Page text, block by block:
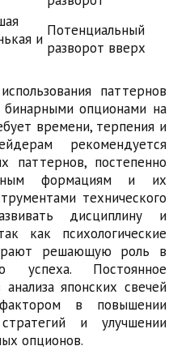
и Потенциальный
разворот вверх
паттернов
бинарными опционами на
времени, терпения и
рекомендуется
паттернов, постепенно
формациям и их
технического
дисциплину и
как психологические
решающую роль в
успеха. Постоянное
японских свечей
в повышении
и улучшении
опционов.